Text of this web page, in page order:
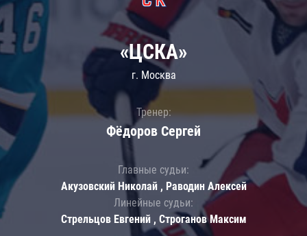
«ЦСКА»
г. Москва
Тренер:
Фёдоров Сергей
Главные судьи:
Акузовский Николай , Раводин Алексей
Линейные судьи:
Стрельцов Евгений , Строганов Максим